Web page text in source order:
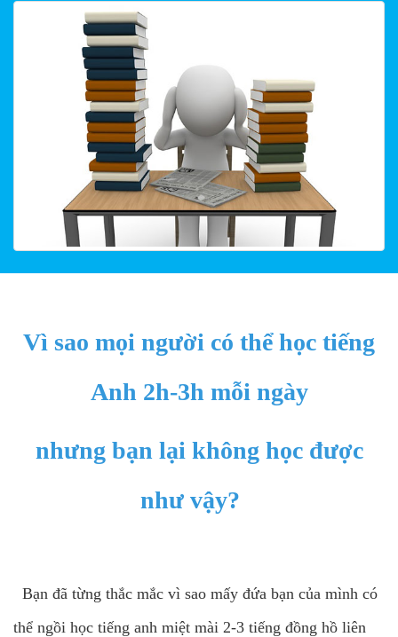
Vì sao mọi người có thể học tiếng
Anh 2h-3h mỗi ngày
nhưng bạn lại không học được
như vậy?
Bạn đã từng thắc mắc vì sao mấy đứa bạn của mình có
thể ngồi học tiếng anh miệt mài 2-3 tiếng đồng hồ liên